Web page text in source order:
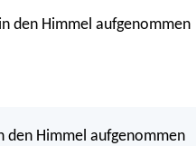
den Himmel aufgenommen
den Himmel aufgenommen